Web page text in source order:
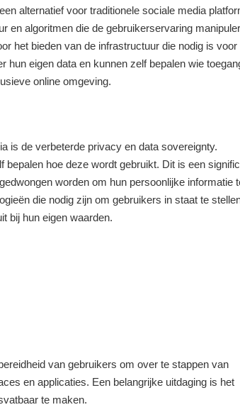
alternatief voor traditionele sociale media
en algoritmen die de gebruikerservaring
het bieden van de infrastructuur die nodig is voor
hun eigen data en kunnen zelf bepalen wie
online omgeving.
is de verbeterde privacy en data sovereignty.
hoe deze wordt gebruikt. Dit is een
worden om hun persoonlijke informatie
die nodig zijn om gebruikers in staat te
bij hun eigen waarden.
van gebruikers om over te stappen van
en applicaties. Een belangrijke uitdaging is het
te maken.